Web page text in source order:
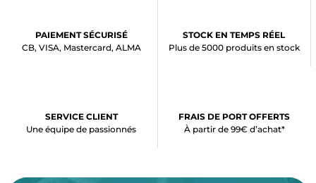
PAIEMENT SÉCURISÉ
CB, VISA, Mastercard, ALMA
STOCK EN TEMPS RÉEL
Plus de 5000 produits en stock
SERVICE CLIENT
Une équipe de passionnés
FRAIS DE PORT OFFERTS
À partir de 99€ d’achat*